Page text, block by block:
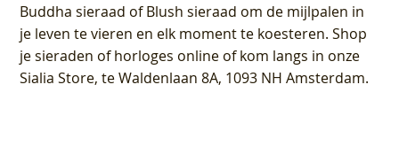
Buddha sieraad of Blush sieraad om de mijlpalen in
je leven te vieren en elk moment te koesteren. Shop
je sieraden of horloges online of kom langs in onze
Sialia Store, te Waldenlaan 8A, 1093 NH Amsterdam.